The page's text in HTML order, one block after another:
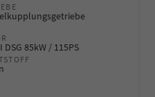
DSG 85kW / 115PS